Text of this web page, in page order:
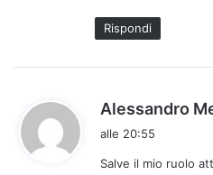
o
:
Rispondi
Alessandro
alle 20:55
Salve il mio ruolo